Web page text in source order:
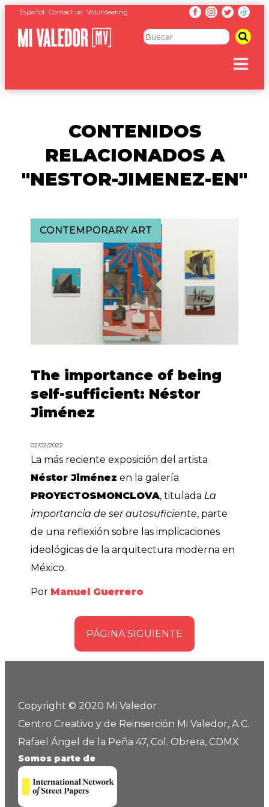
Español Contact us Volunteering
CONTENIDOS
RELACIONADOS A
"NESTOR-JIMENEZ-EN"
CONTEMPORARY ART
The importance of being
self-sufficient: Néstor
Jiménez
02/02/2022
La más reciente exposición del artista
Néstor Jiménez en la galería
PROYECTOSMONCLOVA, titulada La
importancia de ser autosuficiente, parte
de una reflexión sobre las implicaciones
ideológicas de la arquitectura moderna en
México.
Por Manuel Guerrero
PÁGINA SIGUIENTE
Copyright © 2020 Mi Valedor
Centro Creativo y de Reinserción Mi Valedor, A.C.
Rafael Ángel de la Peña 47, Col. Obrera, CDMX
Somos parte de